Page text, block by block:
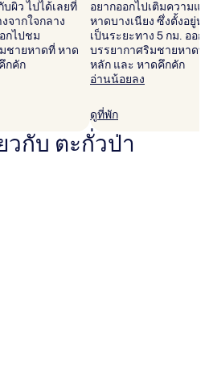
ผิว ไปได้เลยที่
จากใจกลาง
กไปชม
ชายหาดที่ หาด
กคัก
อยากออกไปเติมความแ
หาดบางเนียง ซึ่งตั้งอยู่ห่
เป็นระยะทาง 5 กม. ออ
บรรยากาศริมชายหาดที่
หลัก และ หาดคึกคัก
อ่านน้อยลง
ดูที่พัก
วกับ ตะกั่วป่า